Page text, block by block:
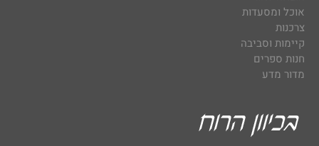
אוכל ומסעדות
צרכנות
קיימות וסביבה
חנות ספרים
מדור מדע